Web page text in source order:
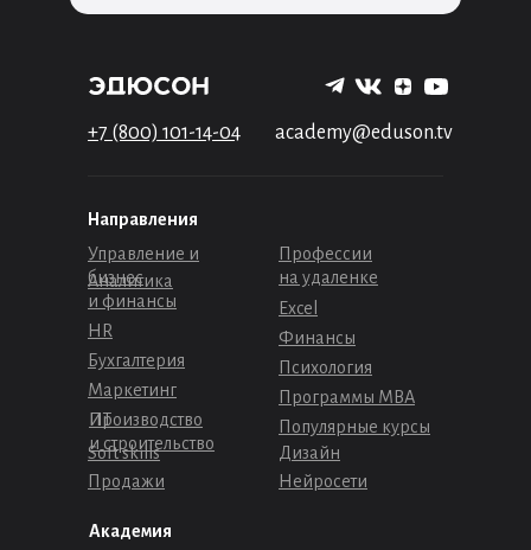
+7 (800) 101-14-04 academy@eduson.tv
Управление и
бизнес
Аналитика
и финансы
HR
Маркетинг
Бухгалтерия
Soft skills
Продажи
Направления
Психология
Excel
Профессии
на удаленке
Финансы
Производство
и строительство
ИТ
Программы МВА
Популярные курсы
Академия
Дизайн
Нейросети